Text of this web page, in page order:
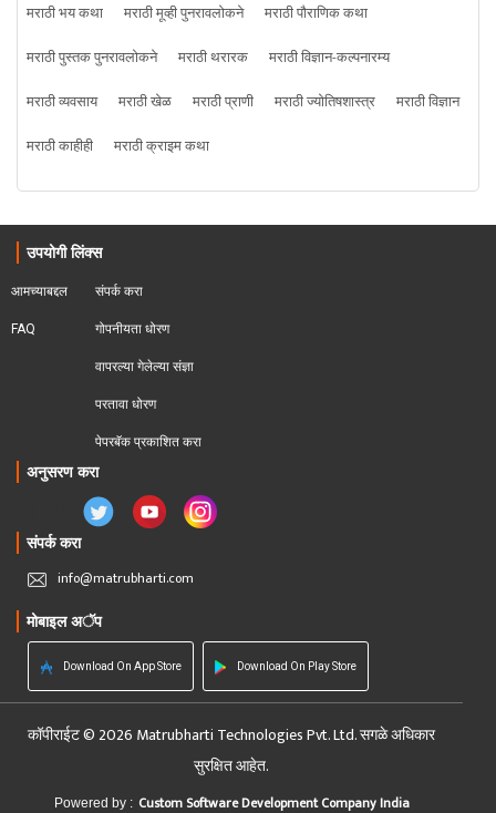
मराठी भय कथा
मराठी मूव्ही पुनरावलोकने
मराठी पौराणिक कथा
मराठी पुस्तक पुनरावलोकने
मराठी थरारक
मराठी विज्ञान-कल्पनारम्य
मराठी व्यवसाय
मराठी खेळ मराठी प्राणी मराठी ज्योतिषशास्त्र
मराठी विज्ञान
मराठी काहीही
मराठी क्राइम कथा
उपयोगी लिंक्स
आमच्याबद्दल
FAQ
संपर्क करा
गोपनीयता धोरण
वापरल्या गेलेल्या संज्ञा
परतावा धोरण
पेपरबॅक प्रकाशित करा
अनुसरण करा
संपर्क करा
info@matrubharti.com
मोबाइल अॅप
Download On App Store Download On Play Store
कॉपीराईट © 2026 Matrubharti Technologies Pvt. Ltd. सगळे अधिकार
सुरक्षित आहेत.
Powered by : Custom Software Development Company India